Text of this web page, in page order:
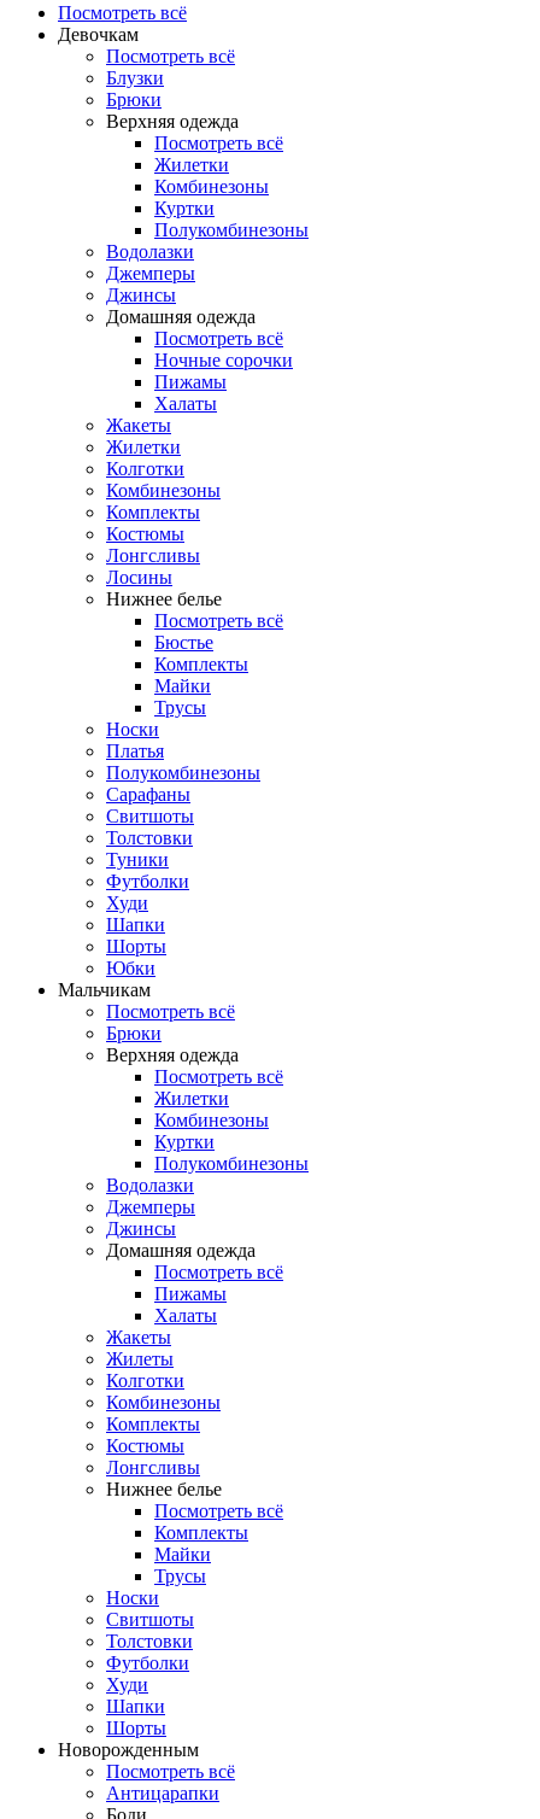
Посмотреть всё
Девочкам
Посмотреть всё
Блузки
Брюки
Верхняя одежда
Посмотреть всё
Жилетки
Комбинезоны
Куртки
Полукомбинезоны
Водолазки
Джемперы
Джинсы
Домашняя одежда
Посмотреть всё
Ночные сорочки
Пижамы
Халаты
Жакеты
Жилетки
Колготки
Комбинезоны
Комплекты
Костюмы
Лонгсливы
Лосины
Нижнее белье
Посмотреть всё
Бюстье
Комплекты
Майки
Трусы
Носки
Платья
Полукомбинезоны
Сарафаны
Свитшоты
Толстовки
Туники
Футболки
Худи
Шапки
Шорты
Юбки
Мальчикам
Посмотреть всё
Брюки
Верхняя одежда
Посмотреть всё
Жилетки
Комбинезоны
Куртки
Полукомбинезоны
Водолазки
Джемперы
Джинсы
Домашняя одежда
Посмотреть всё
Пижамы
Халаты
Жакеты
Жилеты
Колготки
Комбинезоны
Комплекты
Костюмы
Лонгсливы
Нижнее белье
Посмотреть всё
Комплекты
Майки
Трусы
Носки
Свитшоты
Толстовки
Футболки
Худи
Шапки
Шорты
Новорожденным
Посмотреть всё
Антицарапки
Боди